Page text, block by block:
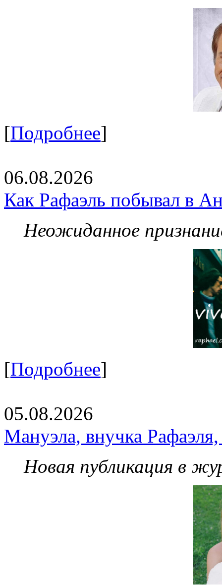
[Подробнее]
06.08.2026
Как Рафаэль побывал в
Неожиданное
[Подробнее]
05.08.2026
Мануэла, внучка
Новая публикация в